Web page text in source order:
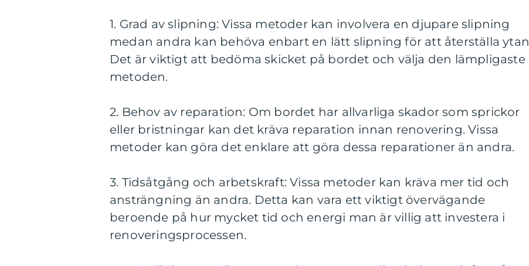
1. Grad av slipning: Vissa metoder kan involvera en djupare slipning
medan andra kan behöva enbart en lätt slipning för att återställa
Det är viktigt att bedöma skicket på bordet och välja den lämpligaste
metoden.
2. Behov av reparation: Om bordet har allvarliga skador som sprickor
eller bristningar kan det kräva reparation innan renovering. Vissa
metoder kan göra det enklare att göra dessa reparationer än andra.
3. Tidsåtgång och arbetskraft: Vissa metoder kan kräva mer tid och
ansträngning än andra. Detta kan vara ett viktigt övervägande
beroende på hur mycket tid och energi man är villig att investera i
renoveringsprocessen.